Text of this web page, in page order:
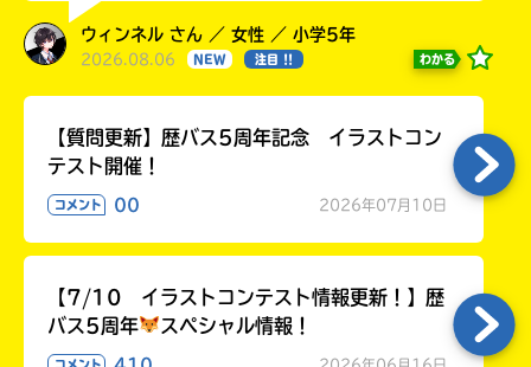
ウィンネル さん ／ 女性 ／ 小学5年
2026.08.06 NEW 注目 !! わかる
【質問更新】歴バス5周年記念 イラストコン
テスト開催！
コメント 00 2026年07月10日
【7/10 イラストコンテスト情報更新！】歴
バス5周年
スペシャル情報！
コメント 2026年06月16日